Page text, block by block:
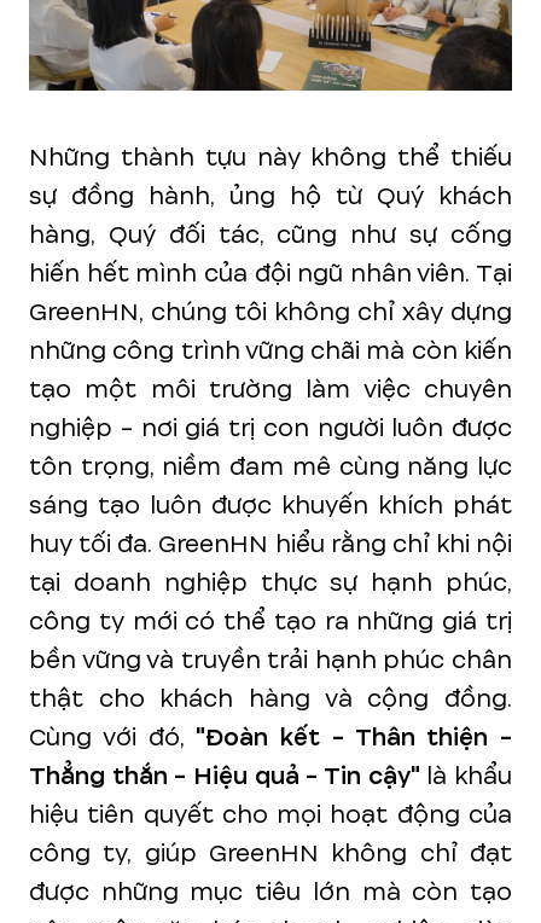
Những thành tựu này không thể thiếu
sự đồng hành, ủng hộ từ Quý khách
hàng, Quý đối tác, cũng như sự cống
hiến hết mình của đội ngũ nhân viên. Tại
GreenHN, chúng tôi không chỉ xây dựng
những công trình vững chãi mà còn kiến
tạo một môi trường làm việc chuyên
nghiệp - nơi giá trị con người luôn được
tôn trọng, niềm đam mê cùng năng lực
sáng tạo luôn được khuyến khích phát
huy tối đa. GreenHN hiểu rằng chỉ khi nội
tại doanh nghiệp thực sự hạnh phúc,
công ty mới có thể tạo ra những giá trị
bền vững và truyền trải hạnh phúc chân
thật cho khách hàng và cộng đồng.
Cùng với đó, "Đoàn kết - Thân thiện -
Thẳng thắn - Hiệu quả - Tin cậy" là khẩu
hiệu tiên quyết cho mọi hoạt động của
công ty, giúp GreenHN không chỉ đạt
được những mục tiêu lớn mà còn tạo